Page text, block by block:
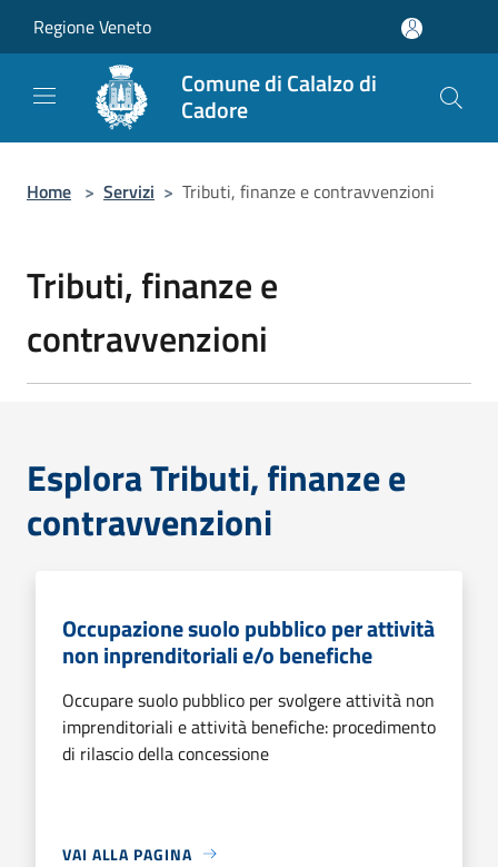
Regione Veneto
Comune di Calalzo di
Cadore
Home > Servizi > Tributi, finanze e contravvenzioni
Tributi, finanze e
contravvenzioni
Esplora Tributi, finanze e
contravvenzioni
Occupazione suolo pubblico per attività
non inprenditoriali e/o benefiche
Occupare suolo pubblico per svolgere attività non
imprenditoriali e attività benefiche: procedimento
di rilascio della concessione
VAI ALLA PAGINA